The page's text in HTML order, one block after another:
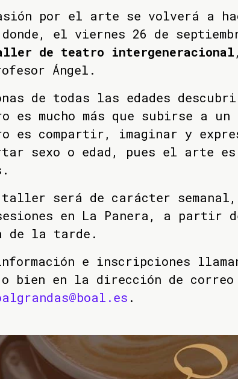
por el arte se volverá a
el viernes 26 de
de teatro intergeneracional
Ángel.
de todas las edades
es mucho más que subirse a
es compartir, imaginar y
sexo o edad, pues el arte
taller será de carácter
en La Panera, a partir
de la tarde.
e inscripciones
bien en la dirección de
.